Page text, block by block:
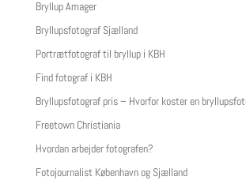
Bryllup Amager
Bryllupsfotograf Sjælland
Portrætfotograf til bryllup i KBH
Find fotograf i KBH
Bryllupsfotograf pris – Hvorfor koster en
Freetown Christiania
Hvordan arbejder fotografen?
Fotojournalist København og Sjælland